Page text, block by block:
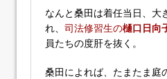
なんと桑田は着任当日、大
れ、 司法修習生の樋口日向
員たちの度肝を抜く。
桑田によれば、たまたま庭